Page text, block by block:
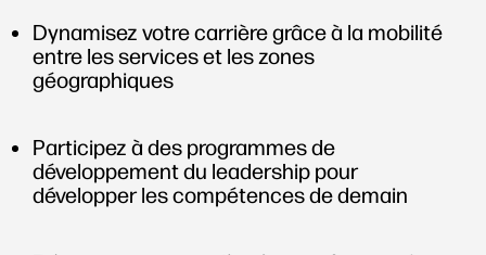
Dynamisez votre carrière grâce à la mobilité
entre les services et les zones
géographiques
Participez à des programmes de
développement du leadership pour
développer les compétences de demain